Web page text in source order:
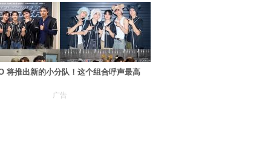
将推出新的小分队！这个组合呼声最高
广告